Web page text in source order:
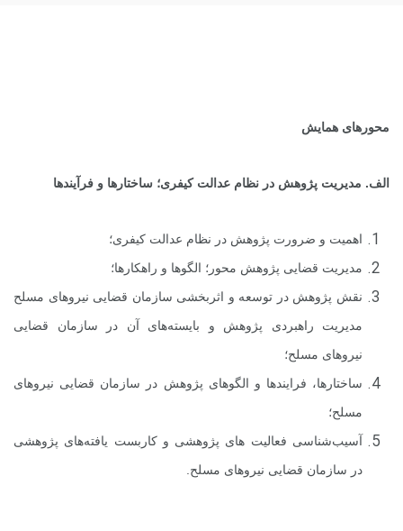
محورهای همایش
الف. مدیریت پژوهش در نظام عدالت کیفری؛ ساختارها و فرآیندها
اهمیت و ضرورت پژوهش در نظام عدالت کیفری؛
مدیریت قضایی پژوهش محور؛ الگوها و راهکارها؛
نقش پژوهش در توسعه و اثربخشی سازمان قضایی نیروهای مسلح
مدیریت راهبردی پژوهش و بایسته‌های آن در سازمان قضایی
نیروهای مسلح؛
ساختارها، فرایندها و الگوهای پژوهش در سازمان قضایی نیروهای
مسلح؛
آسیب‌شناسی فعالیت های پژوهشی و کاربست یافته‌های پژوهشی
در سازمان قضایی نیروهای مسلح.